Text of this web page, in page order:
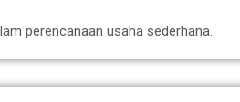
perencanaan usaha sederhana.